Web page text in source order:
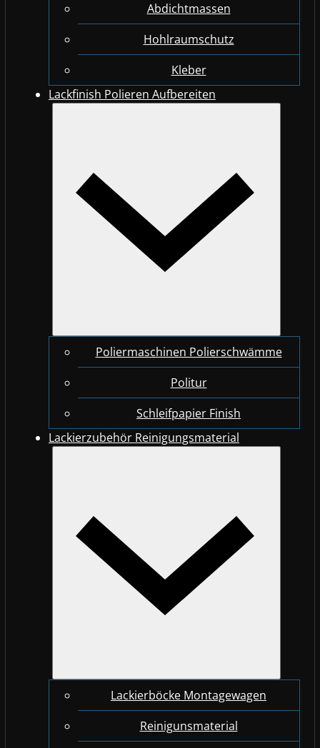
Abdichtmassen
Hohlraumschutz
Kleber
Lackfinish Polieren Aufbereiten
Poliermaschinen Polierschwämme
Politur
Schleifpapier Finish
Lackierzubehör Reinigungsmaterial
Lackierböcke Montagewagen
Reinigunsmaterial